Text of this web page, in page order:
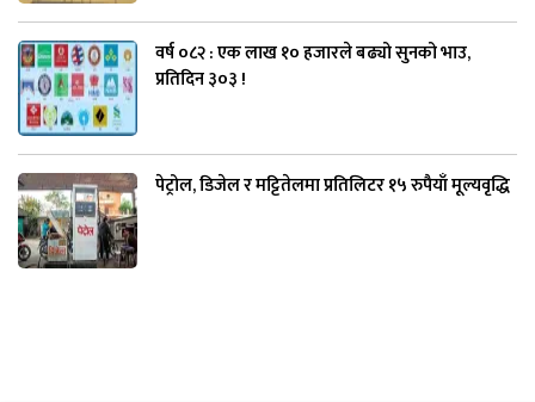
वर्ष ०८२ : एक लाख १० हजारले बढ्यो सुनको भाउ,
प्रतिदिन ३०३ !
पेट्रोल, डिजेल र मट्टितेलमा प्रतिलिटर १५ रुपैयाँ मूल्यवृद्धि